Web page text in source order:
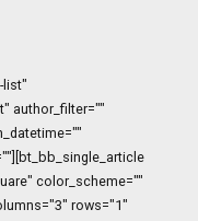
list"
author_filter=""
color_scheme=""
rows="1"